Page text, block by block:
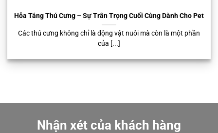
Hỏa Táng Thú Cưng – Sự Trân Trọng Cuối Cùng Dành Cho Pet
Các thú cưng không chỉ là động vật nuôi mà còn là một phần
của [...]
Nhận xét của khách hàng